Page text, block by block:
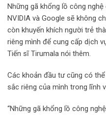
Những gã khổng lồ công
NVIDIA và Google sẽ không
còn khuyến khích người trẻ
riêng mình để cung cấp dịch
Tiến sĩ Tirumala nói thêm.
Các khoản đầu tư cũng có
sắc riêng của mình trong lĩnh
“Những gã khổng lồ công